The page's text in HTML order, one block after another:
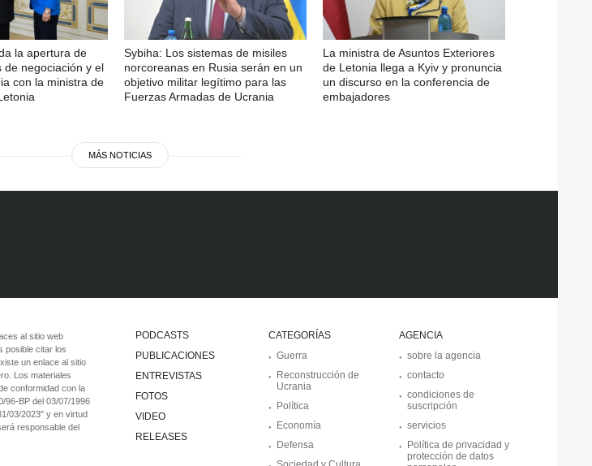
la apertura de
de negociación y el
con la ministra de
Sybiha: Los sistemas de misiles
norcoreanas en Rusia serán en un
objetivo militar legítimo para las
Fuerzas Armadas de Ucrania
La ministra de Asuntos Exteriores
de Letonia llega a Kyiv y pronuncia
un discurso en la conferencia de
embajadores
MÁS NOTICIAS
CATEGORÍAS
Guerra
Reconstrucción de
Ucrania
Política
Economía
Defensa
AGENCIA
sobre la agencia
contacto
condiciones de
suscripción
servicios
Política de privacidad y
protección de datos
PODCASTS
PUBLICACIONES
ENTREVISTAS
FOTOS
VIDEO
RELEASES
al sitio web
posible citar los
un enlace al sitio
Los materiales
conformidad con la
96-ВР del 03/07/1996
03/2023" y en virtud
responsable del